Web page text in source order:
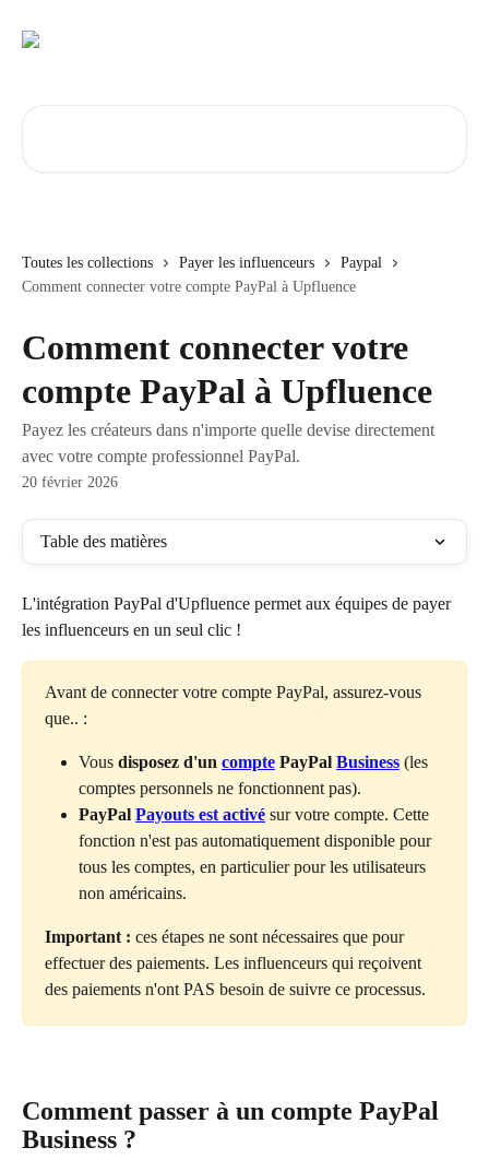
Toutes les collections Payer les influenceurs
Paypal
Comment connecter votre compte PayPal à Upfluence
Comment connecter votre
compte PayPal à Upfluence
Payez les créateurs dans n'importe quelle devise directement
avec votre compte professionnel PayPal.
20 février 2026
Table des matières
L'intégration PayPal d'Upfluence permet aux équipes de payer
les influenceurs en un seul clic !
Avant de connecter votre compte PayPal, assurez-vous
que.. :
Vous disposez d'un compte PayPal Business (les
comptes personnels ne fonctionnent pas).
PayPal Payouts est activé sur votre compte. Cette
fonction n'est pas automatiquement disponible pour
tous les comptes, en particulier pour les utilisateurs
non américains.
Important : ces étapes ne sont nécessaires que pour
effectuer des paiements. Les influenceurs qui reçoivent
des paiements n'ont PAS besoin de suivre ce processus.
Comment passer à un compte PayPal
Business ?